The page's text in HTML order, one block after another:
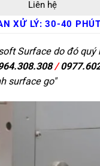
Liên hệ
XỬ LÝ: 30-40
Surface do đó
/
surface go"